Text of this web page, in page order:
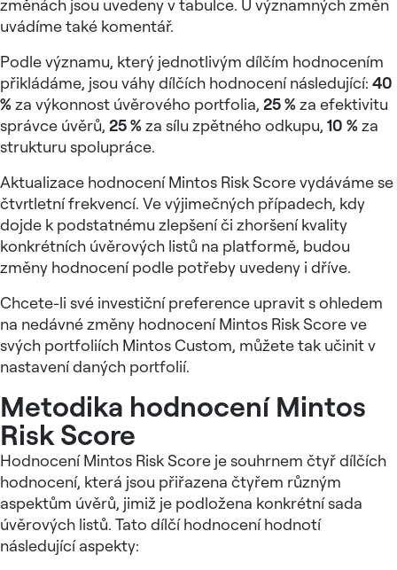
změnách jsou uvedeny v tabulce. U významných změn
uvádíme také komentář.
Podle významu, který jednotlivým dílčím hodnocením
přikládáme, jsou váhy dílčích hodnocení následující: 40
%za výkonnost úvěrového portfolia, 25 %za efektivitu
správce úvěrů, 25 %za sílu zpětného odkupu, 10 %za
strukturu spolupráce.
Aktualizace hodnocení Mintos Risk Score vydáváme se
čtvrtletní frekvencí. Ve výjimečných případech, kdy
dojde k podstatnému zlepšení či zhoršení kvality
konkrétních úvěrových listů na platformě, budou
změny hodnocení podle potřeby uvedeny i dříve.
Chcete-li své investiční preference upravit s ohledem
na nedávné změny hodnocení Mintos Risk Score ve
svých portfoliích Mintos Custom, můžete tak učinit v
nastavení daných portfolií.
Metodika hodnocení Mintos
Risk Score
Hodnocení Mintos Risk Score je souhrnem čtyř dílčích
hodnocení, která jsou přiřazena čtyřem různým
aspektům úvěrů, jimiž je podložena konkrétní sada
úvěrových listů. Tato dílčí hodnocení hodnotí
následující aspekty: